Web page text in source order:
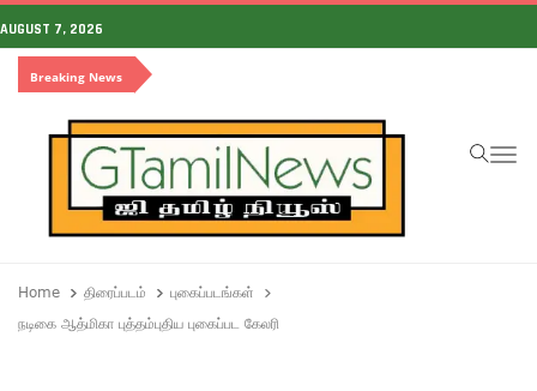
AUGUST 7, 2026
Breaking News
Home திரைப்படம்
புகைப்படங்கள்
நடிகை ஆத்மிகா புத்தம்புதிய புகைப்பட கேலரி